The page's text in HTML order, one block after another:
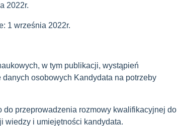
2022r.
1 września 2022r.
w tym publikacji, wystąpień
osobowych Kandydata na potrzeby
do przeprowadzenia rozmowy kwalifikacyjnej do
wiedzy i umiejętności kandydata.